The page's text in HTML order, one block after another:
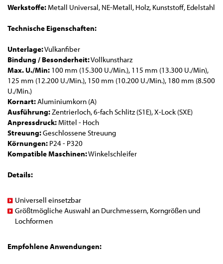
Werkstoffe: Metall Universal, NE-Metall, Holz, Kunststoff, Edelstahl
Technische Eigenschaften:
Unterlage:Vulkanfiber
Bindung / Besonderheit:Vollkunstharz
Max. U./Min: 100 mm (15.300 U./Min.), 115 mm (13.300 U./Min),
125 mm (12.200 U./Min.), 150 mm (10.200 U./Min.), 180 mm (8.500
U./Min.)
Kornart:Aluminiumkorn (A)
Ausführung:Zentrierloch, 6-fach Schlitz (S1E), X-Lock (SXE)
Anpressdruck: Mittel - Hoch
Streuung:Geschlossene Streuung
Körnungen: P24 - P320
Kompatible Maschinen:Winkelschleifer
Details:
Universell einsetzbar
Größtmögliche Auswahl an Durchmessern, Korngrößen und
Lochformen
Empfohlene Anwendungen: